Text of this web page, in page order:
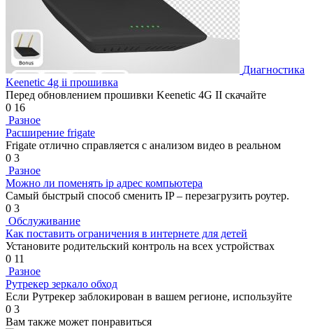
Диагностика
Keenetic 4g ii прошивка
Перед обновлением прошивки Keenetic 4G II скачайте
0 16
Разное
Расширение frigate
Frigate отлично справляется с анализом видео в реальном
0 3
Разное
Можно ли поменять ip адрес компьютера
Самый быстрый способ сменить IP – перезагрузить роутер.
0 3
Обслуживание
Как поставить ограничения в интернете для детей
Установите родительский контроль на всех устройствах
0 11
Разное
Рутрекер зеркало обход
Если Рутрекер заблокирован в вашем регионе, используйте
0 3
Вам также может понравиться